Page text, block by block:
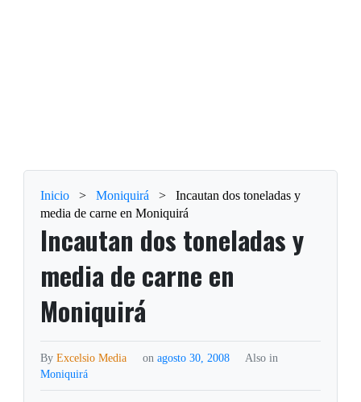
Inicio > Moniquirá >
Incautan dos toneladas y
media de carne en Moniquirá
Incautan dos toneladas y
media de carne en
Moniquirá
ByExcelsio Media on agosto 30, 2008
Also in
Moniquirá